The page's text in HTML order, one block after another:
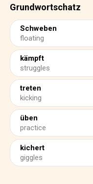
Grundwortschatz
Schweben
floating
kämpft
struggles
treten
kicking
üben
practice
kichert
giggles